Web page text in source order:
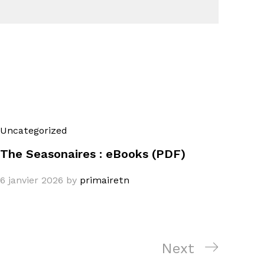
Uncategorized
The Seasonaires : eBooks (PDF)
6 janvier 2026 by primairetn
Next
Next